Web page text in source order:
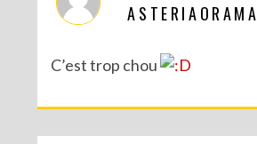
ASTERIAORAMA
C’est trop chou